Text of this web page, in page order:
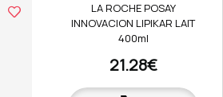
LA ROCHE POSAY
INNOVACION LIPIKAR LAIT
400ml
21.28€